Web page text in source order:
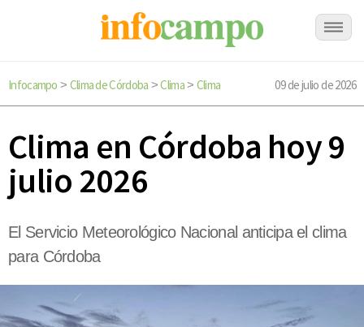
Infocampo > Clima de Córdoba >Clima> Clima 09 de julio de 2026
Clima en Córdoba hoy 9
julio 2026
El Servicio Meteorológico Nacional anticipa el clima
para Córdoba